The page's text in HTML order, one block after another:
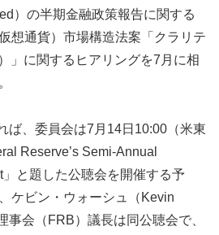
）の半期金融政策報告に関する
想通貨）市場構造法案「クラリテ
」に関するヒアリングを7月に相
ば、委員会は7月14日10:00（米東
Reserve’s Semi-Annual
と題した公聴会を開催する予
ケビン・ウォーシュ（Kevin
事会（FRB）議長は同公聴会で、